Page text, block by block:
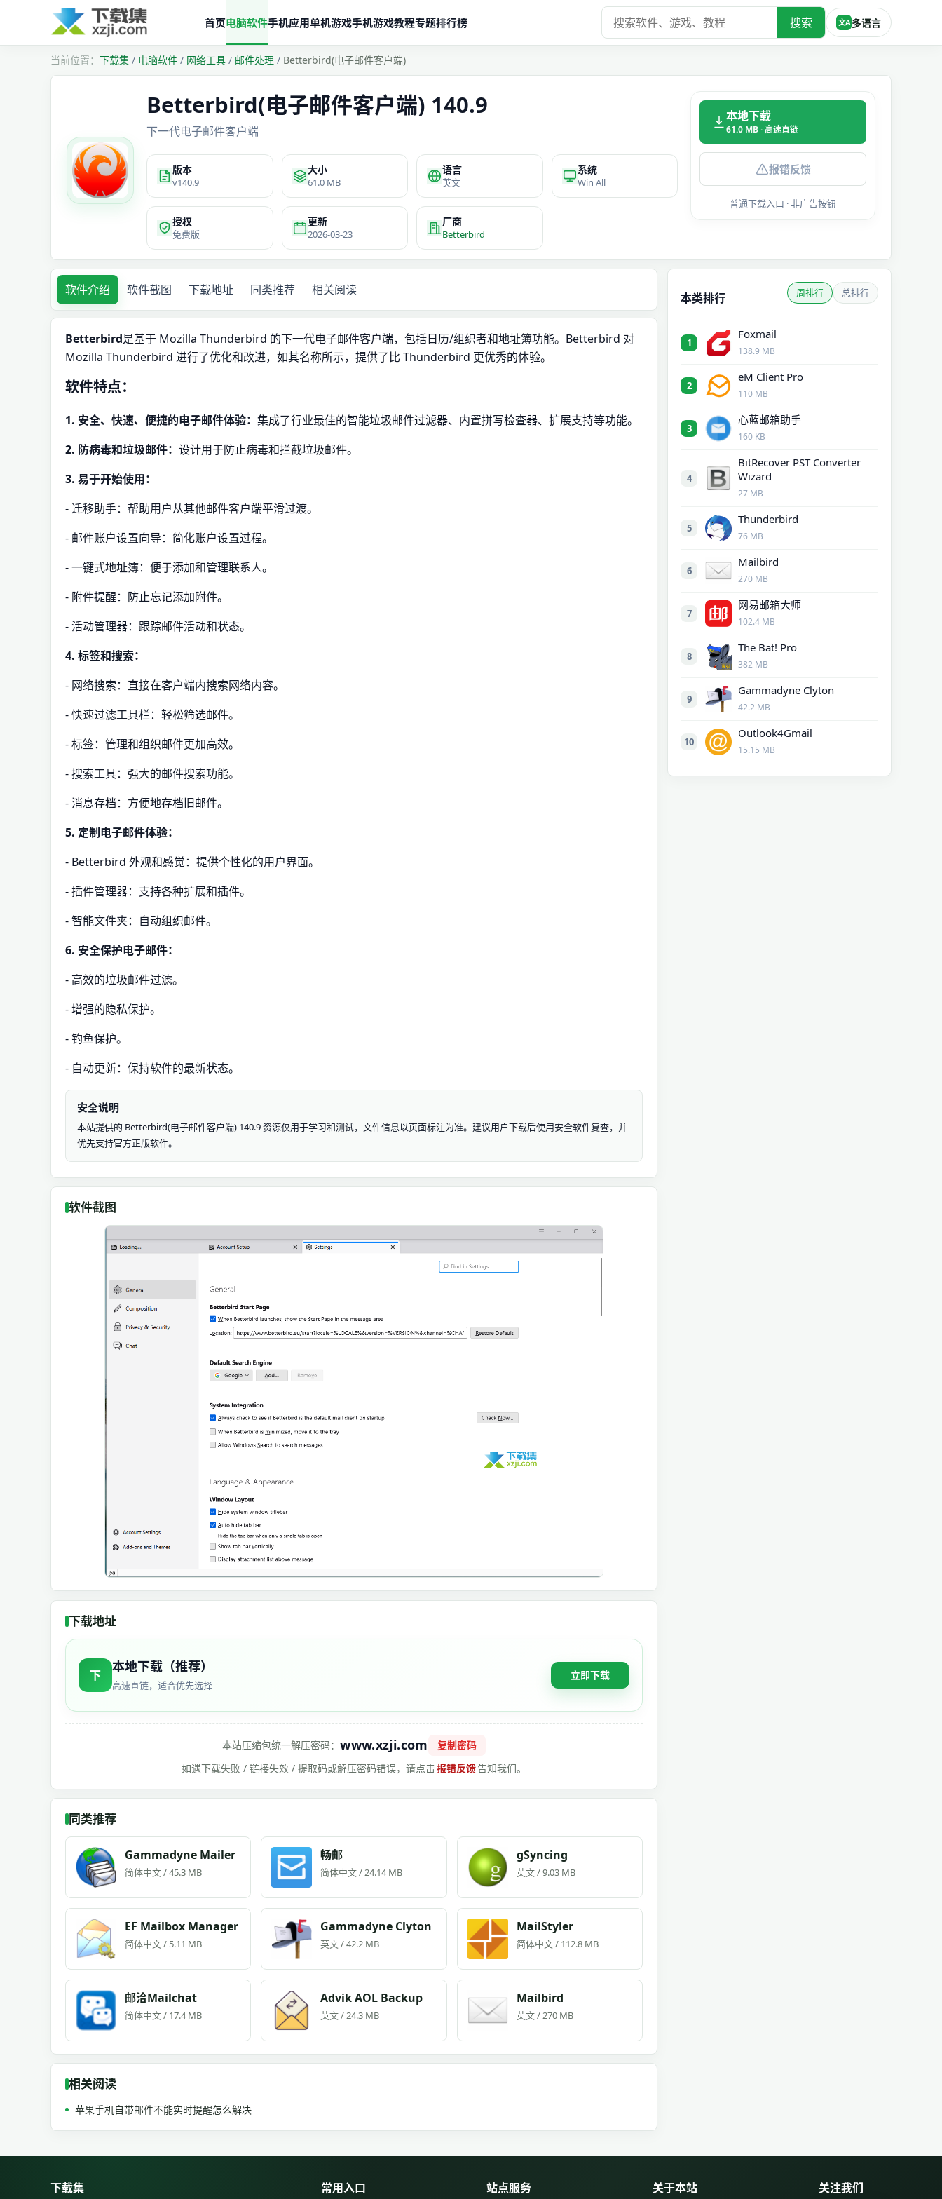
首页电脑软件手机应用单机游戏手机游戏教程专题排行榜 搜索 文A 多语言
下载集 / 电脑软件 / 网络工具 / 邮件处理 / Betterbird(电子邮件客户端)
Betterbird(电子邮件客户端) 140.9
下一代电子邮件客户端
版本
v140.9
大小
61.0 MB
语言
英文
系统
Win All
授权
免费版
更新
2026-03-23
厂商
Betterbird
本地下载
61.0 MB · 高速直链
报错反馈
普通下载入口 · 非广告按钮
软件介绍 软件截图 下载地址 同类推荐 相关阅读
Betterbird是基于 Mozilla Thunderbird 的下一代电子邮件客户端，包括日历/组织者和地址簿功能。Betterbird 对
Mozilla Thunderbird 进行了优化和改进，如其名称所示，提供了比 Thunderbird 更优秀的体验。
软件特点：
1. 安全、快速、便捷的电子邮件体验： 集成了行业最佳的智能垃圾邮件过滤器、内置拼写检查器、扩展支持等功能。
2. 防病毒和垃圾邮件： 设计用于防止病毒和拦截垃圾邮件。
3. 易于开始使用：
- 迁移助手：帮助用户从其他邮件客户端平滑过渡。
- 邮件账户设置向导：简化账户设置过程。
- 一键式地址簿：便于添加和管理联系人。
- 附件提醒：防止忘记添加附件。
- 活动管理器：跟踪邮件活动和状态。
4. 标签和搜索：
- 网络搜索：直接在客户端内搜索网络内容。
- 快速过滤工具栏：轻松筛选邮件。
- 标签：管理和组织邮件更加高效。
- 搜索工具：强大的邮件搜索功能。
- 消息存档：方便地存档旧邮件。
5. 定制电子邮件体验：
- Betterbird 外观和感觉：提供个性化的用户界面。
- 插件管理器：支持各种扩展和插件。
- 智能文件夹：自动组织邮件。
6. 安全保护电子邮件：
- 高效的垃圾邮件过滤。
- 增强的隐私保护。
- 钓鱼保护。
- 自动更新：保持软件的最新状态。
安全说明
本站提供的 Betterbird(电子邮件客户端) 140.9 资源仅用于学习和测试，文件信息以页面标注为准。建议用户下载后使用安全软件复查，并
优先支持官方正版软件。
软件截图
下载地址
下
本地下载（推荐）
高速直链，适合优先选择
立即下载
本站压缩包统一解压密码：www.xzji.com
复制密码
如遇下载失败 / 链接失效 / 提取码或解压密码错误，请点击报错反馈告知我们。
同类推荐
Gammadyne Mailer
简体中文 / 45.3 MB
畅邮
简体中文 / 24.14 MB
gSyncing
英文 / 9.03 MB
EF Mailbox Manager
简体中文 / 5.11 MB
Gammadyne Clyton
英文 / 42.2 MB
MailStyler
简体中文 / 112.8 MB
邮洽Mailchat
简体中文 / 17.4 MB
Advik AOL Backup
英文 / 24.3 MB
Mailbird
英文 / 270 MB
相关阅读
苹果手机自带邮件不能实时提醒怎么解决
本类排行 周排行 总排行
1
Foxmail
138.9 MB
2
eM Client Pro
110 MB
3
心蓝邮箱助手
160 KB
4
BitRecover PST Converter
Wizard
27 MB
5
Thunderbird
76 MB
6
Mailbird
270 MB
7
网易邮箱大师
102.4 MB
8
The Bat! Pro
382 MB
9
Gammadyne Clyton
42.2 MB
10
Outlook4Gmail
15.15 MB
下载集 常用入口 站点服务 关于本站 关注我们